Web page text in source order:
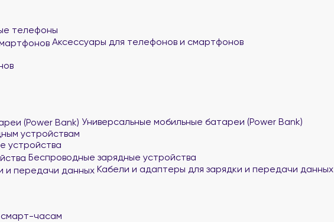
телефоны
Аксессуары для телефонов и смартфонов
Универсальные мобильные батареи (Power Bank)
устройствам
устройства
Беспроводные зарядные устройства
Кабели и адаптеры для зарядки и передачи данных
смарт-часам